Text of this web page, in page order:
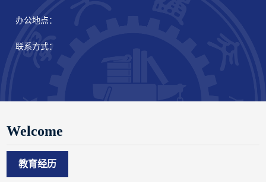
办公地点：
联系方式：
Welcome
教育经历